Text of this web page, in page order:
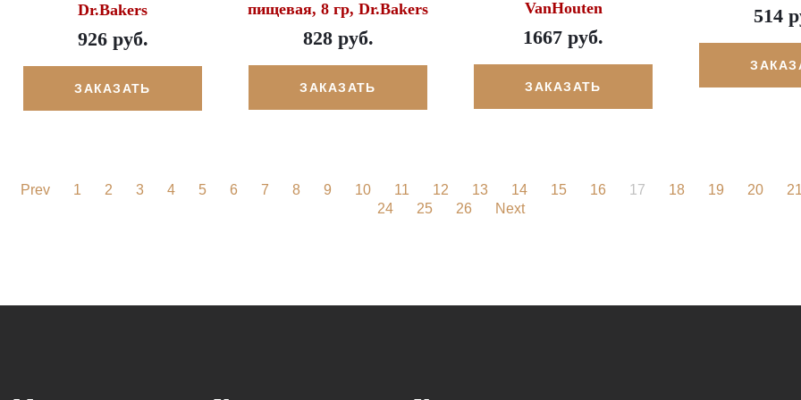
Dr.Bakers
926 руб.
ЗАКАЗАТЬ
пищевая, 8 гр, Dr.Bakers
828 руб.
ЗАКАЗАТЬ
VanHouten
1667 руб.
ЗАКАЗАТЬ
514
Prev 1 2 3 4 5 6 7 8 9 10 11 12 13 14 15 16 17 18 19 20 21
24
25 26 Next